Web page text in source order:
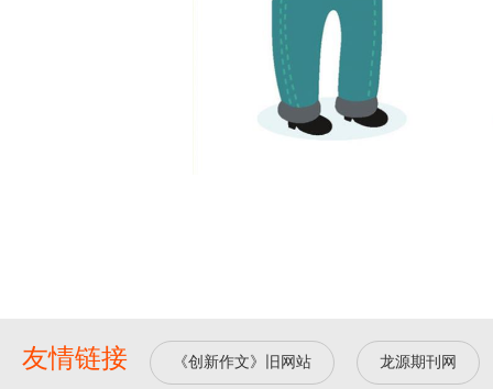
友情链接 《创新作文》旧网站 龙源期刊网